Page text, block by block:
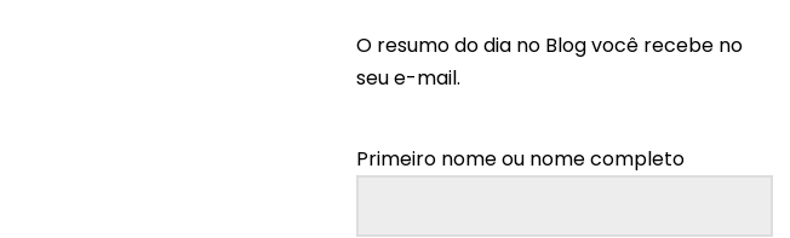
O resumo do dia no Blog você recebe no
seu e-mail.
Primeiro nome ou nome completo